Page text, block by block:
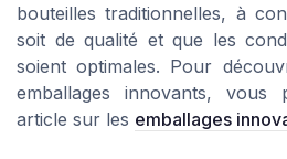
bouteilles traditionnelles, à
soit de qualité et que les
soient optimales. Pour
emballages innovants, vous
article sur les emballages